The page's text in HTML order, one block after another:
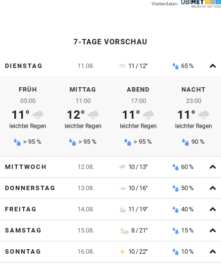
Wetterdaten:
7-TAGE VORSCHAU
DIENSTAG 11.08. 11 / 12° 65 %
FRÜH
05:00
11°
leichter Regen
> 95 %
MITTAG
11:00
12°
leichter Regen
> 95 %
ABEND
17:00
11°
leichter Regen
> 95 %
NACHT
23:00
11°
leichter Regen
90 %
MITTWOCH 12.08. 10 / 13° 60 %
DONNERSTAG 13.08. 10 / 16° 50 %
FREITAG 14.08. 11 / 19° 40 %
SAMSTAG 15.08. 8 / 21° 15 %
SONNTAG 16.08. 10 / 22° 10 %